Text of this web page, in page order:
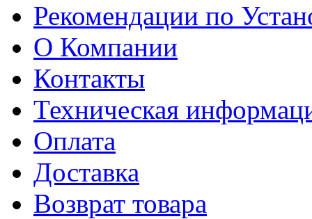
Рекомендации по
О Компании
Контакты
Техническая
Оплата
Доставка
Возврат товара